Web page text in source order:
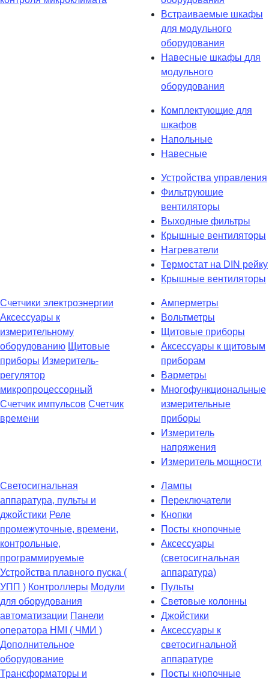
Встраиваемые шкафы
для модульного
оборудования
Навесные шкафы для
модульного
оборудования
Комплектующие для
шкафов
Напольные
Навесные
Устройства управления
Фильтрующие
вентиляторы
Выходные фильтры
Крышные вентиляторы
Нагреватели
Термостат на DIN рейку
Крышные вентиляторы
Счетчики электроэнергии
Аксессуары к
измерительному
оборудованию Щитовые
приборы Измеритель-
регулятор
микропроцессорный
Счетчик импульсов Счетчик
времени
Амперметры
Вольтметры
Щитовые приборы
Аксессуары к щитовым
приборам
Варметры
Многофункциональные
измерительные
приборы
Измеритель
напряжения
Измеритель мощности
Светосигнальная
аппаратура, пульты и
джойстики Реле
промежуточные, времени,
контрольные,
программируемые
Устройства плавного пуска (
УПП ) Контроллеры Модули
для оборудования
автоматизации Панели
оператора HMI ( ЧМИ )
Дополнительное
оборудование
Транcформаторы и
Лампы
Переключатели
Кнопки
Посты кнопочные
Аксессуары
(светосигнальная
аппаратура)
Пульты
Световые колонны
Джойстики
Аксессуары к
светосигнальной
аппаратуре
Посты кнопочные